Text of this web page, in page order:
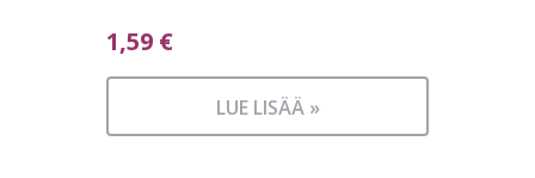
1,59 €
LUE LISÄÄ »